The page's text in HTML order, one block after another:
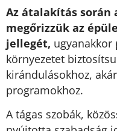
Az átalakítás során
megőrizzük az
jellegét, ugyanakkor
környezetet
kirándulásokhoz,
programokhoz.
A tágas szobák,